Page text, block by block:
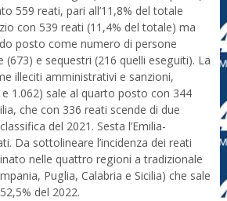
559 reati, pari all’11,8% del totale
con 539 reati (11,4% del totale) ma
posto come numero di persone
(673) e sequestri (216 quelli eseguiti). La
illeciti amministrativi e sanzioni,
1.062) sale al quarto posto con 344
che con 336 reati scende di due
del 2021. Sesta l’Emilia-
Da sottolineare l’incidenza dei reati
nelle quattro regioni a tradizionale
Puglia, Calabria e Sicilia) che sale
del 2022.